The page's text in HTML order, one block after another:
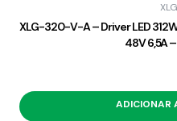
XLG-320-V-A – Driver LED
48V 6,5A
ADICIONAR